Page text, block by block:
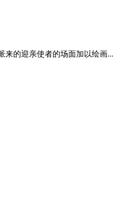
来的迎亲使者的场面加以绘画...